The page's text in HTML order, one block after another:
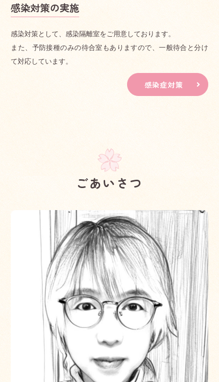
感染対策の実施
感染対策として、感染隔離室をご用意しております。
また、予防接種のみの待合室もありますので、一般待合と分け
て対応しています。
感染症対策
ごあいさつ